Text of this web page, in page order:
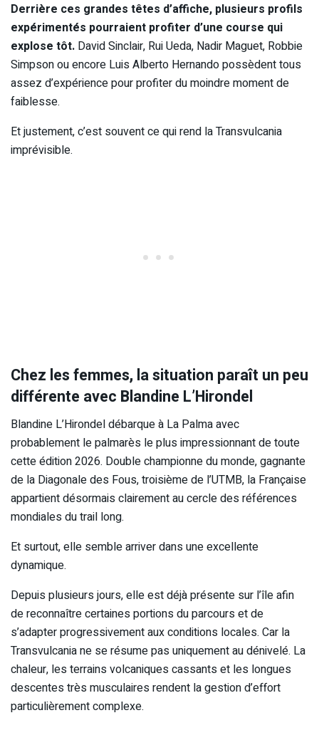
Derrière ces grandes têtes d’affiche, plusieurs profils
expérimentés pourraient profiter d’une course qui
explose tôt. David Sinclair, Rui Ueda, Nadir Maguet, Robbie
Simpson ou encore Luis Alberto Hernando possèdent tous
assez d’expérience pour profiter du moindre moment de
faiblesse.
Et justement, c’est souvent ce qui rend la Transvulcania
imprévisible.
Chez les femmes, la situation paraît un peu
différente avec Blandine L’Hirondel
Blandine L’Hirondel débarque à La Palma avec
probablement le palmarès le plus impressionnant de toute
cette édition 2026. Double championne du monde, gagnante
de la Diagonale des Fous, troisième de l’UTMB, la Française
appartient désormais clairement au cercle des références
mondiales du trail long.
Et surtout, elle semble arriver dans une excellente
dynamique.
Depuis plusieurs jours, elle est déjà présente sur l’île afin
de reconnaître certaines portions du parcours et de
s’adapter progressivement aux conditions locales. Car la
Transvulcania ne se résume pas uniquement au dénivelé. La
chaleur, les terrains volcaniques cassants et les longues
descentes très musculaires rendent la gestion d’effort
particulièrement complexe.